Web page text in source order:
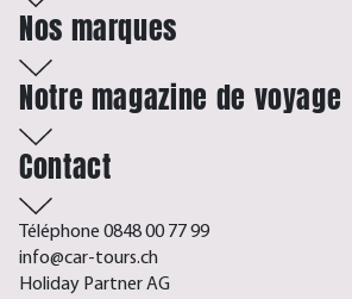
Nos marques
Notre magazine de voyage
Contact
Téléphone 0848 00 77 99
info@car-tours.ch
Holiday Partner AG